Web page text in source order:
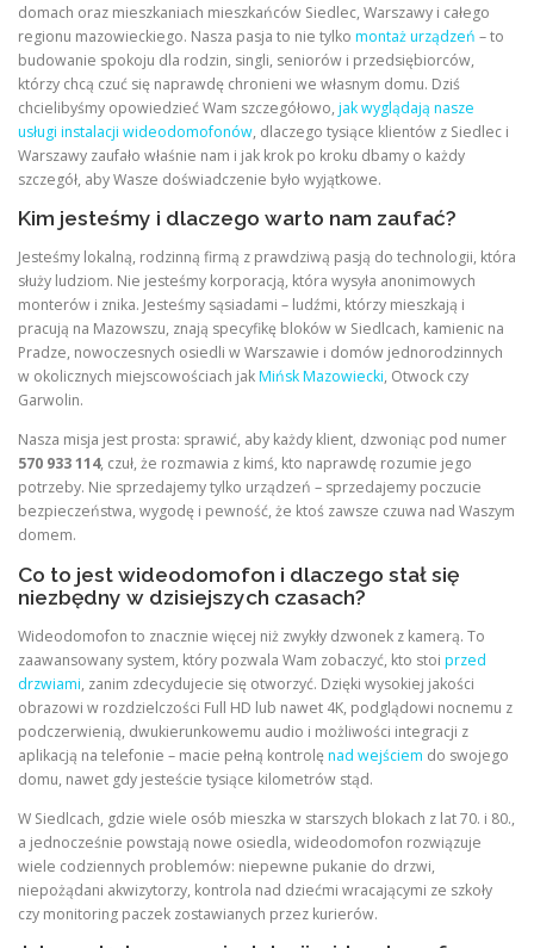
domach oraz mieszkaniach mieszkańców Siedlec, Warszawy i całego
regionu mazowieckiego. Nasza pasja to nie tylko montaż urządzeń – to
budowanie spokoju dla rodzin, singli, seniorów i przedsiębiorców,
którzy chcą czuć się naprawdę chronieni we własnym domu. Dziś
chcielibyśmy opowiedzieć Wam szczegółowo, jak wyglądają nasze
usługi instalacji wideodomofonów, dlaczego tysiące klientów z Siedlec i
Warszawy zaufało właśnie nam i jak krok po kroku dbamy o każdy
szczegół, aby Wasze doświadczenie było wyjątkowe.
Kim jesteśmy i dlaczego warto nam zaufać?
Jesteśmy lokalną, rodzinną firmą z prawdziwą pasją do technologii, która
służy ludziom. Nie jesteśmy korporacją, która wysyła anonimowych
monterów i znika. Jesteśmy sąsiadami – ludźmi, którzy mieszkają i
pracują na Mazowszu, znają specyfikę bloków w Siedlcach, kamienic na
Pradze, nowoczesnych osiedli w Warszawie i domów jednorodzinnych
w okolicznych miejscowościach jakMińsk Mazowiecki, Otwock czy
Garwolin.
Nasza misja jest prosta: sprawić, aby każdy klient, dzwoniąc pod numer
570 933 114, czuł, że rozmawia z kimś, kto naprawdę rozumie jego
potrzeby. Nie sprzedajemy tylko urządzeń – sprzedajemy poczucie
bezpieczeństwa, wygodę i pewność, że ktoś zawsze czuwa nad Waszym
domem.
Co to jest wideodomofon i dlaczego stał się
niezbędny w dzisiejszych czasach?
Wideodomofon to znacznie więcej niż zwykły dzwonek z kamerą. To
zaawansowany system, który pozwala Wam zobaczyć, kto stoi przed
drzwiami, zanim zdecydujecie się otworzyć. Dzięki wysokiej jakości
obrazowi w rozdzielczości Full HD lub nawet 4K, podglądowi nocnemu z
podczerwienią, dwukierunkowemu audio i możliwości integracji z
aplikacją na telefonie – macie pełną kontrolęnad wejściem do swojego
domu, nawet gdy jesteście tysiące kilometrów stąd.
W Siedlcach, gdzie wiele osób mieszka w starszych blokach z lat 70. i 80.,
a jednocześnie powstają nowe osiedla, wideodomofon rozwiązuje
wiele codziennych problemów: niepewne pukanie do drzwi,
niepożądani akwizytorzy, kontrola nad dziećmi wracającymi ze szkoły
czy monitoring paczek zostawianych przez kurierów.